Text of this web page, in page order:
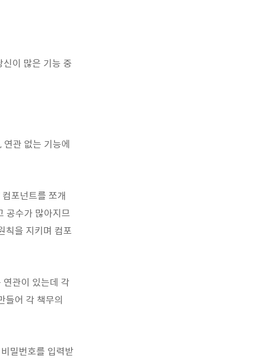
이 많은 기능 중
관 없는 기능에
포넌트를 쪼개
공수가 많아지므
칙을 지키며 컴포
관이 있는데 각
들어 각 책무의
밀번호를 입력받